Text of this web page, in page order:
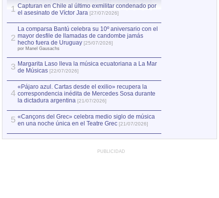
1 Capturan en Chile al último exmilitar condenado por
el asesinato de Víctor Jara [27/07/2026]
2
La comparsa Bantú celebra su 10º aniversario con el
mayor desfile de llamadas de candombe jamás
hecho fuera de Uruguay [25/07/2026]
por Manel Gausachs
3 Margarita Laso lleva la música ecuatoriana a La Mar
de Músicas [22/07/2026]
4
«Pájaro azul. Cartas desde el exilio» recupera la
correspondencia inédita de Mercedes Sosa durante
la dictadura argentina [21/07/2026]
5 «Cançons del Grec» celebra medio siglo de música
en una noche única en el Teatre Grec [21/07/2026]
PUBLICIDAD